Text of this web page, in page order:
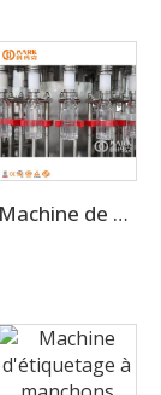
Machine de production d'eau minérale embouteillée